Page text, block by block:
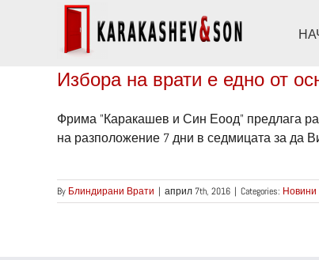
Избора на врати е едно от
Фрима "Каракашев и Син Еоод" предлага
на разположение 7 дни в седмицата за да
By Блиндирани Врати | април 7th, 2016 | Categories: Новини